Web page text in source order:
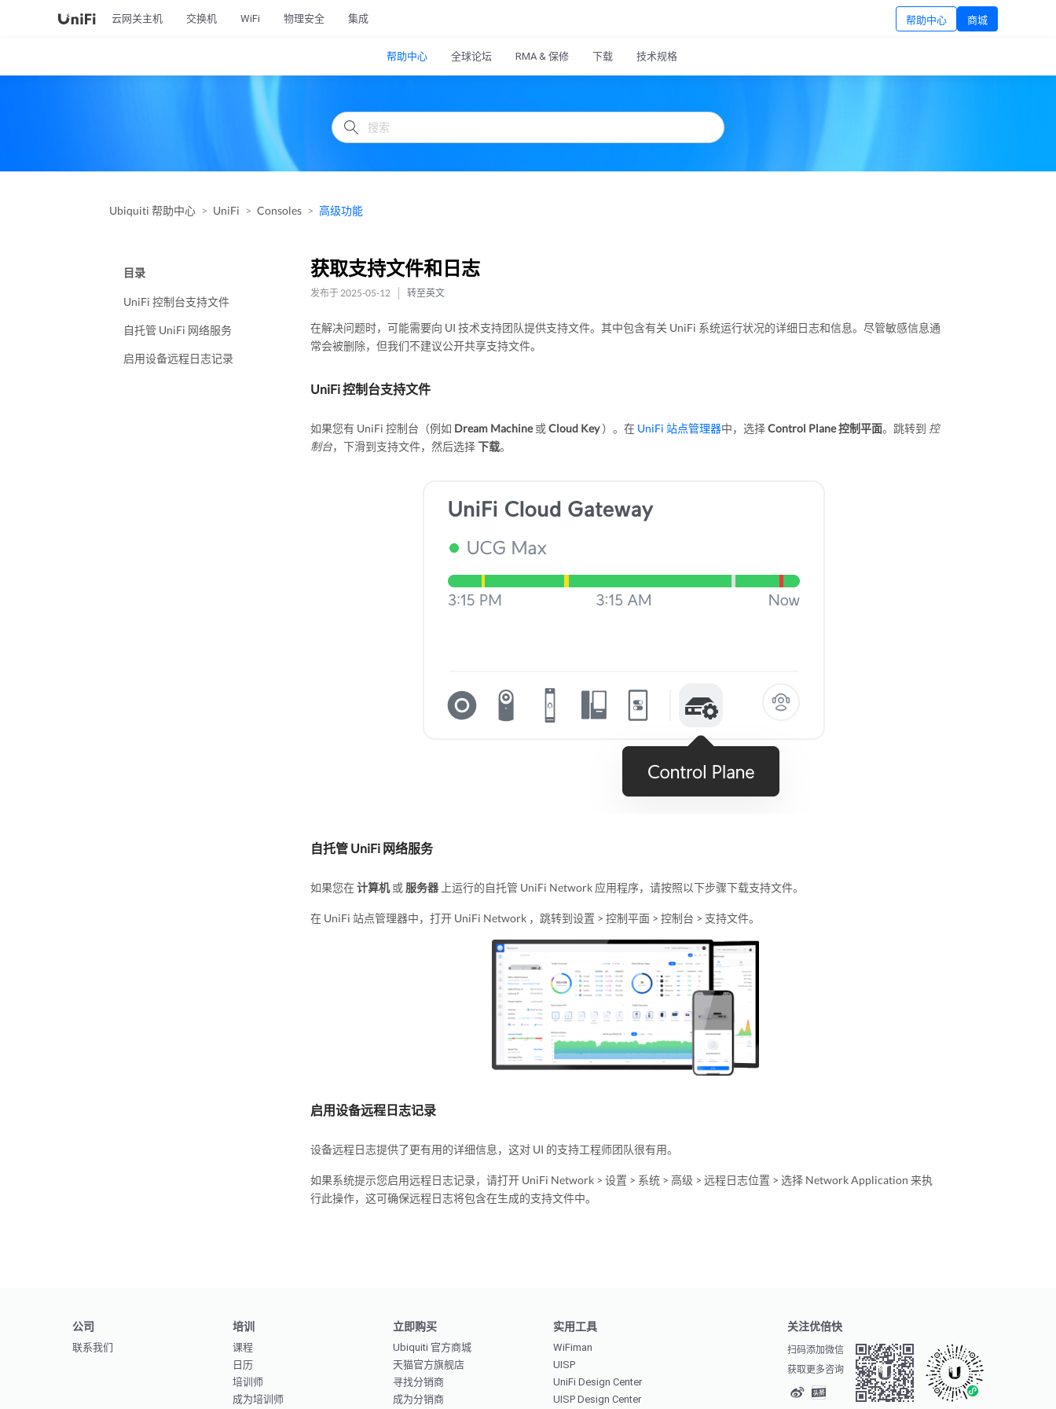
云网关主机 交换机 WiFi 物理安全 集成 帮助中心 商城
帮助中心 全球论坛 RMA & 保修 下载 技术规格
Ubiquiti 帮助中心 UniFi Consoles 高级功能
目录
UniFi 控制台支持文件
自托管 UniFi 网络服务
启用设备远程日志记录
获取支持文件和日志
发布于 2025-05-12 转至英文
在解决问题时，可能需要向 UI 技术支持团队提供支持文件。其中包含有关 UniFi 系统运行状况的详细日志和信息。尽管敏感信息通
常会被删除，但我们不建议公开共享支持文件。
UniFi 控制台支持文件
如果您有 UniFi 控制台（例如 Dream Machine或 Cloud Key）。在 UniFi 站点管理器中，选择Control Plane 控制平面。跳转到 控
制台，下滑到支持文件，然后选择下载。
自托管 UniFi 网络服务
如果您在 计算机或 服务器 上运行的自托管 UniFi Network 应用程序，请按照以下步骤下载支持文件。
在 UniFi 站点管理器中，打开 UniFi Network ，跳转到设置 > 控制平面 > 控制台 > 支持文件。
启用设备远程日志记录
设备远程日志提供了更有用的详细信息，这对 UI 的支持工程师团队很有用。
如果系统提示您启用远程日志记录，请打开 UniFi Network > 设置 > 系统 > 高级 > 远程日志位置 > 选择 Network Application 来执
行此操作，这可确保远程日志将包含在生成的支持文件中。
公司
联系我们
培训
课程
日历
培训师
成为培训师
立即购买
Ubiquiti 官方商城
天猫官方旗舰店
寻找分销商
成为分销商
实用工具
WiFiman
UISP
UniFi Design Center
UISP Design Center
关注优倍快
扫码添加微信
获取更多咨询